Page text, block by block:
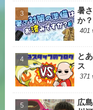
暑
か
401
と
ス
371
広